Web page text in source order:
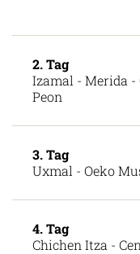
2. Tag
Izamal - Merida -
Peon
3. Tag
Uxmal - Oeko
4. Tag
Chichen Itza -